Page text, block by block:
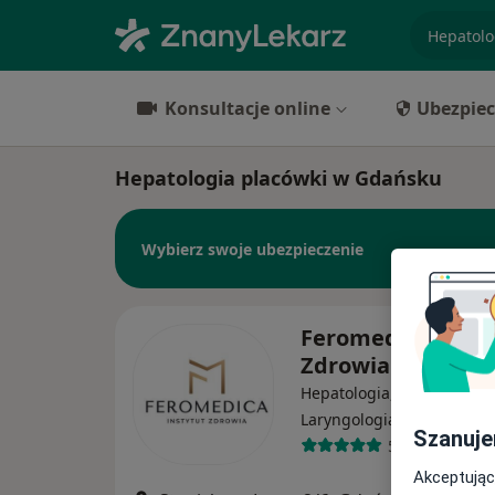
Konsultacje online
Hepatologia placówki w Gdańsku
Wybierz swoje ubezpieczenie
Feromedica
Zdrowia
Hepatologia, Hematologia,
Laryngologia
592 opinie